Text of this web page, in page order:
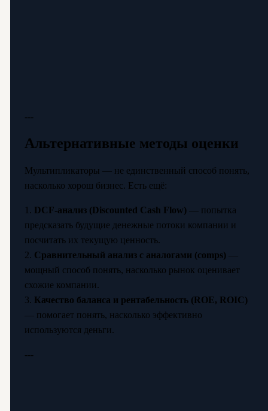
---
Альтернативные методы оценки
Мультипликаторы — не единственный способ понять,
насколько хорош бизнес. Есть ещё:
1. DCF-анализ (Discounted Cash Flow)— попытка
предсказать будущие денежные потоки компании и
посчитать их текущую ценность.
2. Сравнительный анализ с аналогами (comps)—
мощный способ понять, насколько рынок оценивает
схожие компании.
3. Качество баланса и рентабельность (ROE, ROIC)
— помогает понять, насколько эффективно
используются деньги.
---